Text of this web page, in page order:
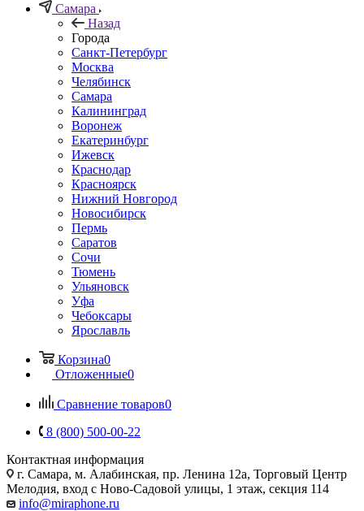
Самара
Назад
Города
Санкт-Петербург
Москва
Челябинск
Самара
Калининград
Воронеж
Екатеринбург
Ижевск
Краснодар
Красноярск
Нижний Новгород
Новосибирск
Пермь
Саратов
Сочи
Тюмень
Ульяновск
Уфа
Чебоксары
Ярославль
Корзина0
Отложенные0
Сравнение товаров0
8 (800) 500-00-22
Контактная информация
г. Самара, м. Алабинская, пр. Ленина 12а, Торговый Центр
Мелодия, вход с Ново-Садовой улицы, 1 этаж, секция 114
info@miraphone.ru